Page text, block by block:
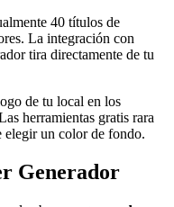
40 títulos de
La integración con
tira directamente de tu
de tu local en los
herramientas gratis rara
elegir un color de fondo.
Generador